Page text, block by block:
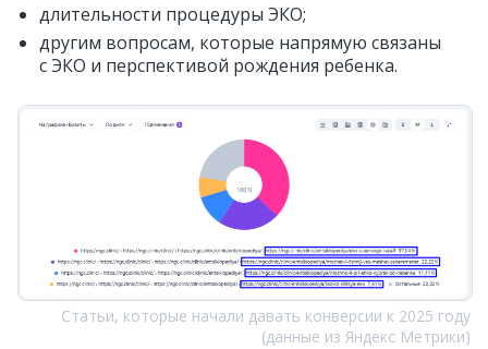
длительности процедуры ЭКО;
другим вопросам, которые напрямую связаны
с ЭКО и перспективой рождения ребенка.
Статьи, которые начали давать конверсии к 2025 году
(данные из Яндекс Метрики)